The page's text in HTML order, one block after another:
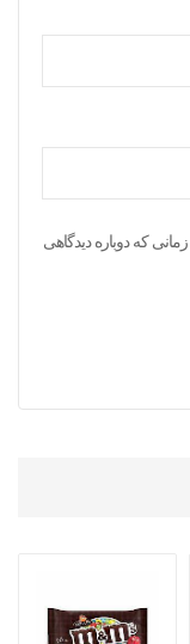
که دوباره دیدگاهی